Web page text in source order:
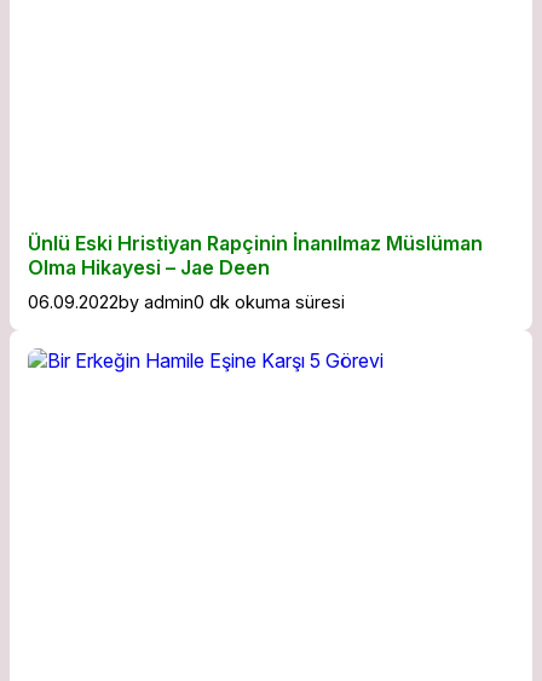
Ünlü Eski Hristiyan Rapçinin İnanılmaz Müslüman
Olma Hikayesi – Jae Deen
06.09.2022by admin0 dk okuma süresi